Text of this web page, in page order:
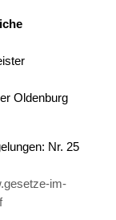
Oldenburg
Nr. 25
im-